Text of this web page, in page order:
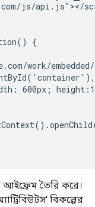
js/api.js"></
{
work/
600px;
তৈরি করে।
বিকল্পের